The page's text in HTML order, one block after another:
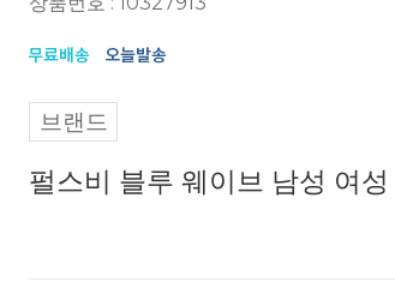
브랜드
펄스비 블루 웨이브 남성 여